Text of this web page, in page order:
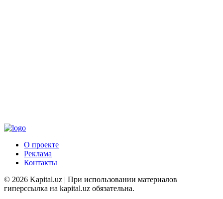
О проекте
Реклама
Контакты
© 2026 Kapital.uz | При использовании материалов
гиперссылка на kapital.uz обязательна.